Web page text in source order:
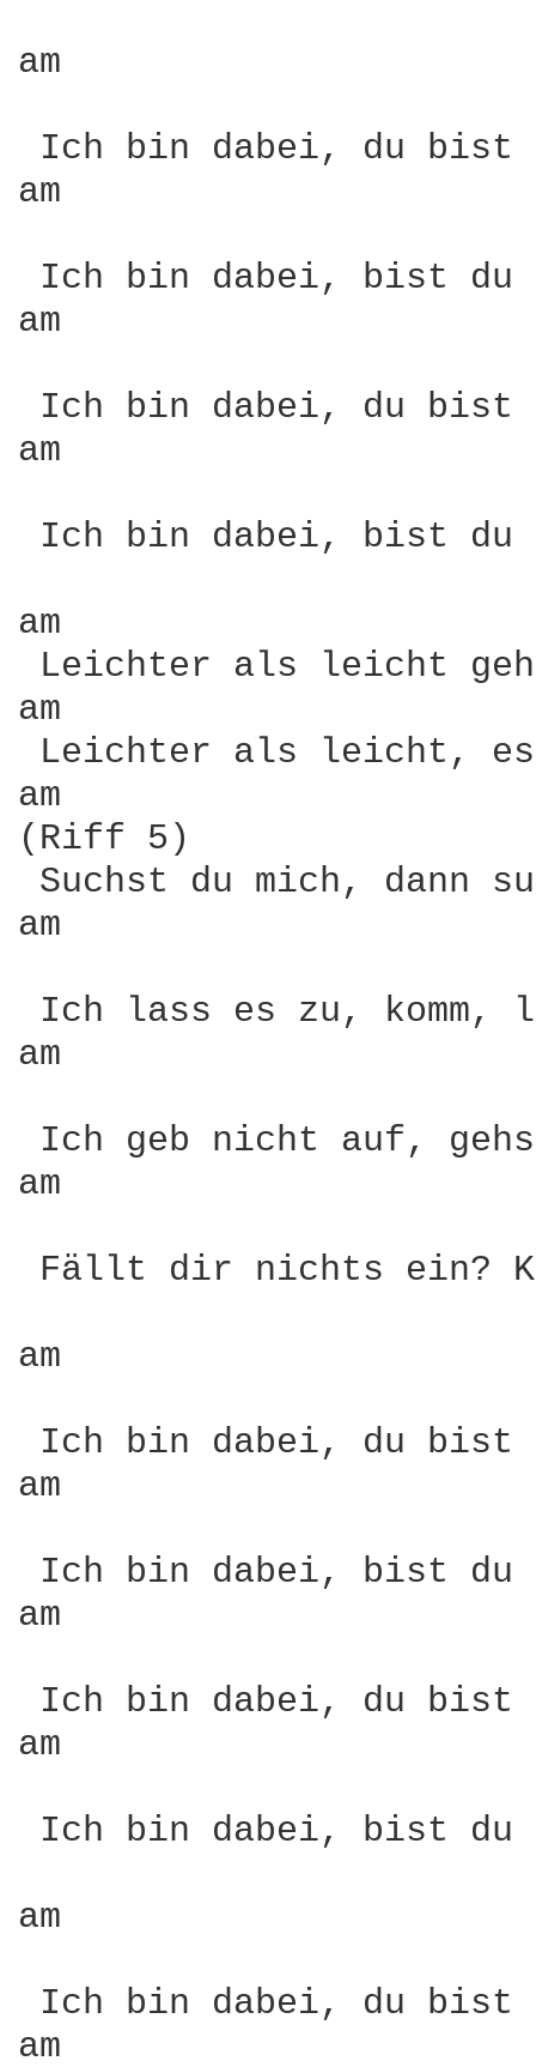
am
Ich bin dabei, du bist
am
Ich bin dabei, bist du
am
Ich bin dabei, du bist
am
Ich bin dabei, bist du
am
Leichter als leicht
am
Leichter als leicht, es
am
(Riff 5)
Suchst du mich, dann
am
Ich lass es zu, komm,
am
Ich geb nicht auf,
am
Fällt dir nichts ein?
am
Ich bin dabei, du bist
am
Ich bin dabei, bist du
am
Ich bin dabei, du bist
am
Ich bin dabei, bist du
am
Ich bin dabei, du bist
am